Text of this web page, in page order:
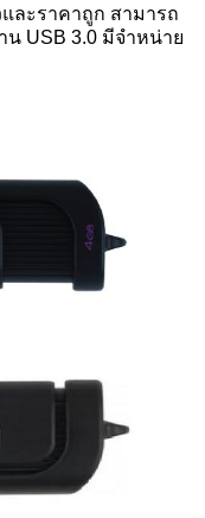
ละราคาถูก สามารถ
USB 3.0 มีจำหน่าย